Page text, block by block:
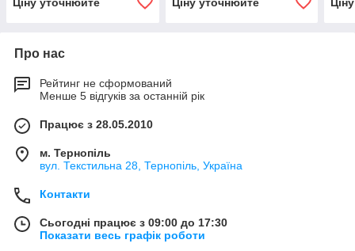
Ціну уточнюйте
Ціну уточнюйте
Про нас
Рейтинг не сформований
Менше 5 відгуків за останній рік
Працює з 28.05.2010
м. Тернопіль
вул. Текстильна 28, Тернопіль, Україна
Контакти
Сьогодні працює з 09:00 до 17:30
Показати весь графік роботи